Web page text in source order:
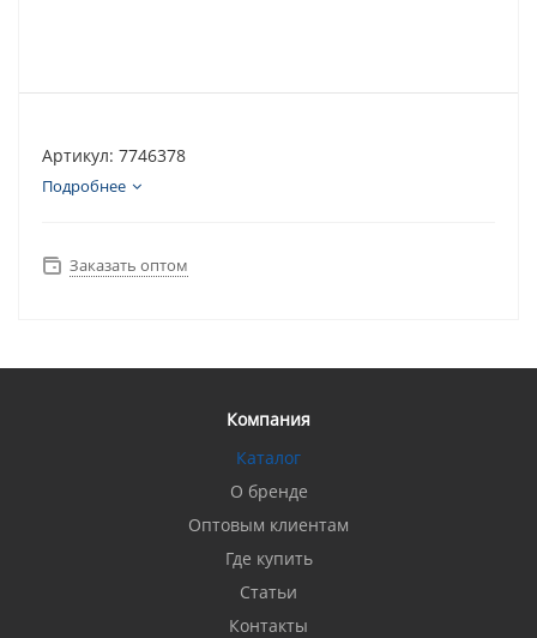
Артикул: 7746378
Подробнее
Заказать оптом
Компания
Каталог
О бренде
Оптовым клиентам
Где купить
Статьи
Контакты